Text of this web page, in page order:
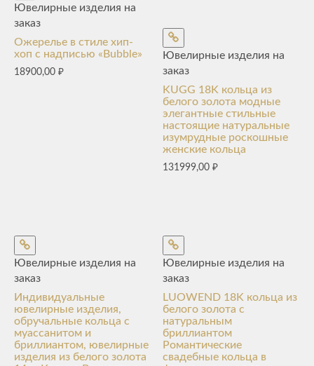
Ювелирные изделия на
заказ
Ожерелье в стиле хип-
хоп с надписью «Bubble»
18900,00 ₽
Ювелирные изделия на
заказ
KUGG 18K кольца из
белого золота модные
элегантные стильные
настоящие натуральные
изумрудные роскошные
женские кольца
131999,00₽
Ювелирные изделия на
заказ
Индивидуальные
ювелирные изделия,
обручальные кольца с
муассанитом и
бриллиантом, ювелирные
изделия из белого золота
Ювелирные изделия на
заказ
LUOWEND 18K кольца из
белого золота с
натуральным
бриллиантом
Романтические
свадебные кольца в